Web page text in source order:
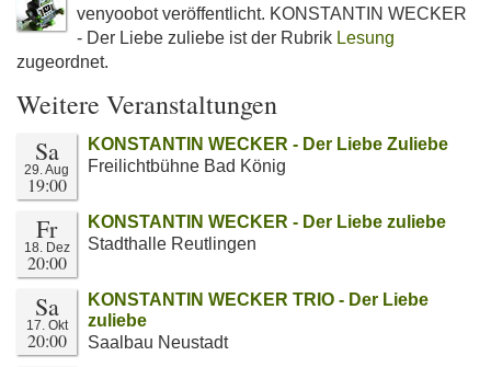
venyoobot veröffentlicht. KONSTANTIN WECKER
- Der Liebe zuliebe ist der Rubrik Lesung
zugeordnet.
Weitere Veranstaltungen
Sa
29. Aug
19:00
KONSTANTIN WECKER - Der Liebe Zuliebe
Freilichtbühne Bad König
Fr
18. Dez
20:00
KONSTANTIN WECKER - Der Liebe zuliebe
Stadthalle Reutlingen
Sa
17. Okt
20:00
KONSTANTIN WECKER TRIO - Der Liebe
zuliebe
Saalbau Neustadt